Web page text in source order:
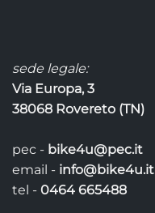
sede legale:
Via Europa, 3
38068 Rovereto (TN)
pec - bike4u@pec.it
email - info@bike4u.it
tel - 0464 665488